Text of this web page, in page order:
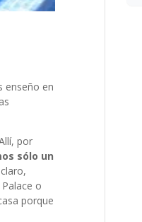
enseño en
por
sólo un
o
porque